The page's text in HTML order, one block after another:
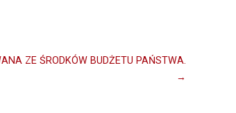
ZE ŚRODKÓW BUDŻETU PAŃSTWA.
→